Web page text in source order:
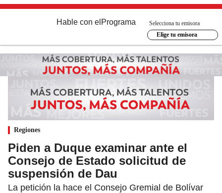
Hable con el Programa
Selecciona tu emisora
Elige tu emisora
Regiones
Piden a Duque examinar ante el
Consejo de Estado solicitud de
suspensión de Dau
La petición la hace el Consejo Gremial de Bolívar